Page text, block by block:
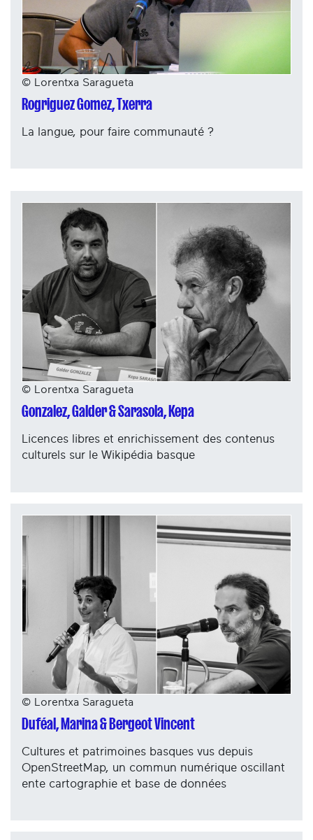
© Lorentxa Saragueta
Rogriguez Gomez, Txerra
La langue, pour faire communauté ?
© Lorentxa Saragueta
Gonzalez, Galder & Sarasola, Kepa
Licences libres et enrichissement des contenus
culturels sur le Wikipédia basque
© Lorentxa Saragueta
Duféal, Marina & Bergeot Vincent
Cultures et patrimoines basques vus depuis
OpenStreetMap, un commun numérique oscillant
ente cartographie et base de données